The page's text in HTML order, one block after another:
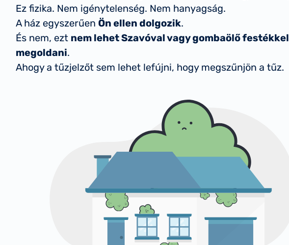
Ez fizika. Nem igénytelenség. Nem hanyagság.
A ház egyszerűen Ön ellen dolgozik.
És nem, ezt nem lehet Szavóval vagy gombaölő festékkel
megoldani.
Ahogy a tűzjelzőt sem lehet lefújni, hogy megszűnjön a tűz.